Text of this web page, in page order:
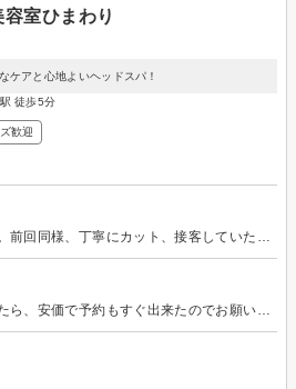
室ひまわり
ケアと心地よいヘッドスパ！
徒歩5分
歓迎